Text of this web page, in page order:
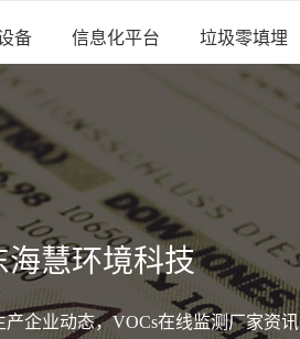
备 信息化平台 垃圾零填埋
海慧环境科技
企业动态，VOCs在线监测厂家资讯